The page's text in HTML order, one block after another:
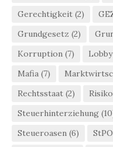
Gerechtigkeit (2)
Grundgesetz (2)
Korruption (7) Lobby
Mafia (7)
Rechtsstaat (2) Risiko
Steuerhinterziehung
Steueroasen (6)